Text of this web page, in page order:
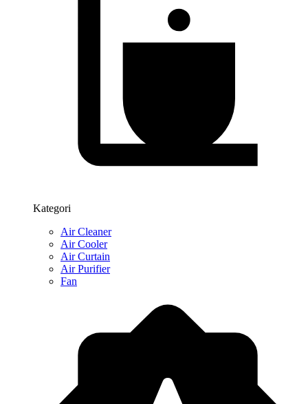
Kategori
Air Cleaner
Air Cooler
Air Curtain
Air Purifier
Fan